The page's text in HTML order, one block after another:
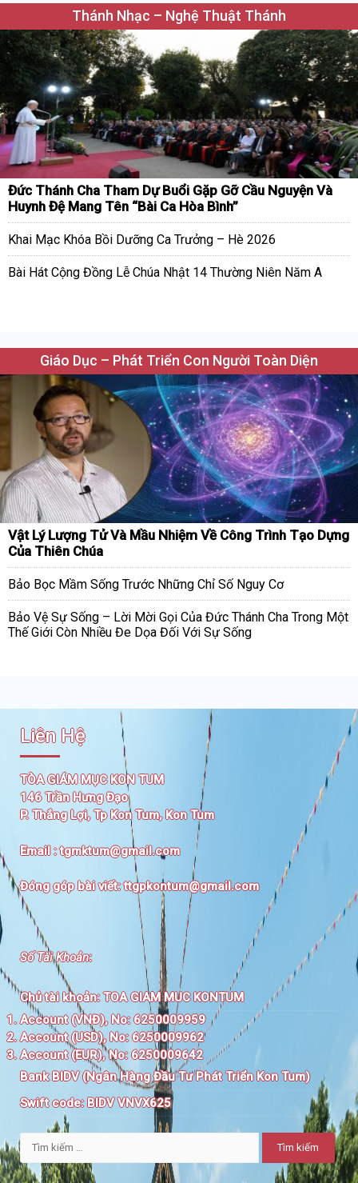
Thánh Nhạc – Nghệ Thuật Thánh
Đức Thánh Cha Tham Dự Buổi Gặp Gỡ Cầu Nguyện Và
Huynh Đệ Mang Tên “Bài Ca Hòa Bình”
Khai Mạc Khóa Bồi Dưỡng Ca Trưởng – Hè 2026
Bài Hát Cộng Đồng Lễ Chúa Nhật 14 Thường Niên Năm A
Giáo Dục – Phát Triển Con Người Toàn Diện
Vật Lý Lượng Tử Và Mầu Nhiệm Về Công Trình Tạo Dựng
Của Thiên Chúa
Bảo Bọc Mầm Sống Trước Những Chỉ Số Nguy Cơ
Bảo Vệ Sự Sống – Lời Mời Gọi Của Đức Thánh Cha Trong Một
Thế Giới Còn Nhiều Đe Dọa Đối Với Sự Sống
Liên Hệ
TÒA GIÁM MỤC KON TUM
146 Trần Hưng Đạo
P. Thắng Lợi, Tp Kon Tum, Kon Tum
Email :tgmktum@gmail.com
Đóng góp bài viết:ttgpkontum@gmail.com
Số Tài Khoản:
Chủ tài khoản:TOA GIAM MUC KONTUM
Account (VNĐ), No: 6250009959
Account (USD), No: 6250009962
Account (EUR), No: 6250009642
Bank BIDV (Ngân Hàng Đầu Tư Phát Triển Kon Tum)
Swift code:BIDV VNVX625
Tìm
kiếm
cho: